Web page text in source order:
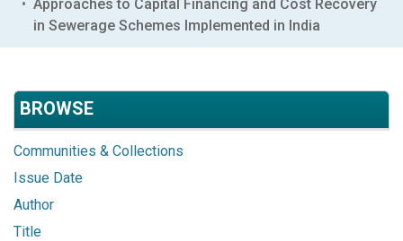
Approaches to Capital Financing and Cost Recovery
in Sewerage Schemes Implemented in India
BROWSE
Communities & Collections
Issue Date
Author
Title